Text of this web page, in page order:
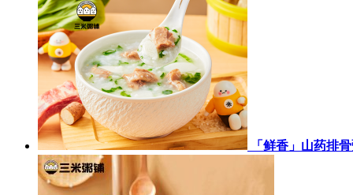
「鲜香」山药排